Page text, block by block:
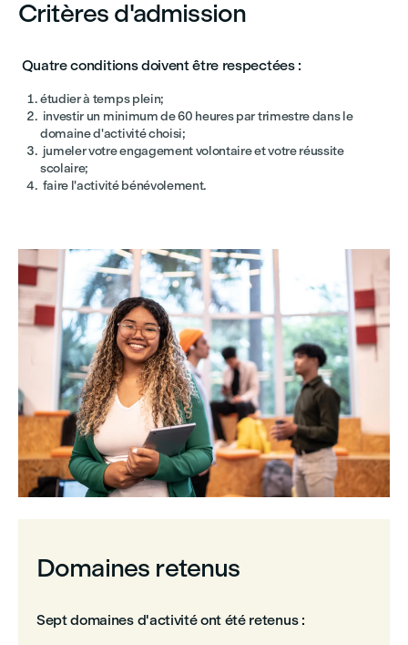
Critères d'admission
Quatre conditions doivent être respectées :
étudier à temps plein;
investir un minimum de 60 heures par trimestre dans le
domaine d'activité choisi;
jumeler votre engagement volontaire et votre réussite
scolaire;
faire l'activité bénévolement.
Domaines retenus
Sept domaines d'activité ont été retenus :